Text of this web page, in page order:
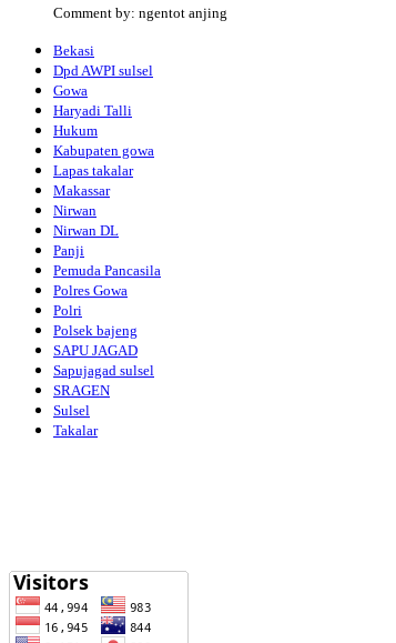
Comment by: ngentot anjing
Bekasi
Dpd AWPI sulsel
Gowa
Haryadi Talli
Hukum
Kabupaten gowa
Lapas takalar
Makassar
Nirwan
Nirwan DL
Panji
Pemuda Pancasila
Polres Gowa
Polri
Polsek bajeng
SAPU JAGAD
Sapujagad sulsel
SRAGEN
Sulsel
Takalar